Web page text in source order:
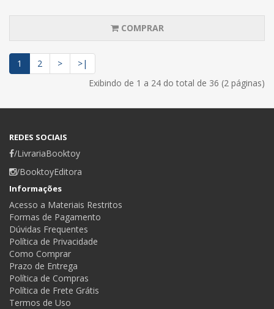
COMPRAR
1 2 >
>|
Exibindo de 1 a 24 do total de 36 (2 páginas)
REDES SOCIAIS
/LivrariaBooktoy
/BooktoyEditora
Informações
Acesso a Materiais Restritos
Formas de Pagamento
Dúvidas Frequentes
Política de Privacidade
Como Comprar
Prazo de Entrega
Política de Compras
Política de Frete Grátis
Termos de Uso